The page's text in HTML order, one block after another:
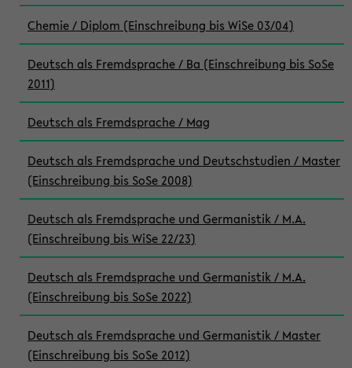
Chemie / Diplom (Einschreibung bis WiSe 03/04)
Deutsch als Fremdsprache / Ba (Einschreibung bis SoSe
2011)
Deutsch als Fremdsprache / Mag
Deutsch als Fremdsprache und Deutschstudien / Master
(Einschreibung bis SoSe 2008)
Deutsch als Fremdsprache und Germanistik / M.A.
(Einschreibung bis WiSe 22/23)
Deutsch als Fremdsprache und Germanistik / M.A.
(Einschreibung bis SoSe 2022)
Deutsch als Fremdsprache und Germanistik / Master
(Einschreibung bis SoSe 2012)